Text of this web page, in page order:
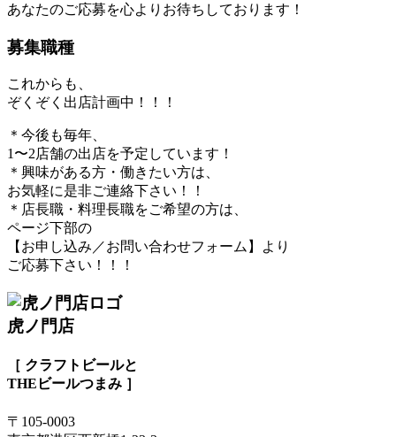
あなたのご応募を心よりお待ちしております！
募集職種
これからも、
ぞくぞく出店計画中！！！
＊今後も毎年、
1〜2店舗の出店を予定しています！
＊興味がある方・働きたい方は、
お気軽に是非ご連絡下さい！！
＊店長職・料理長職をご希望の方は、
ページ下部の
【お申し込み／お問い合わせフォーム】より
ご応募下さい！！！
虎ノ門店
［ クラフトビールと
THEビールつまみ ］
〒105-0003